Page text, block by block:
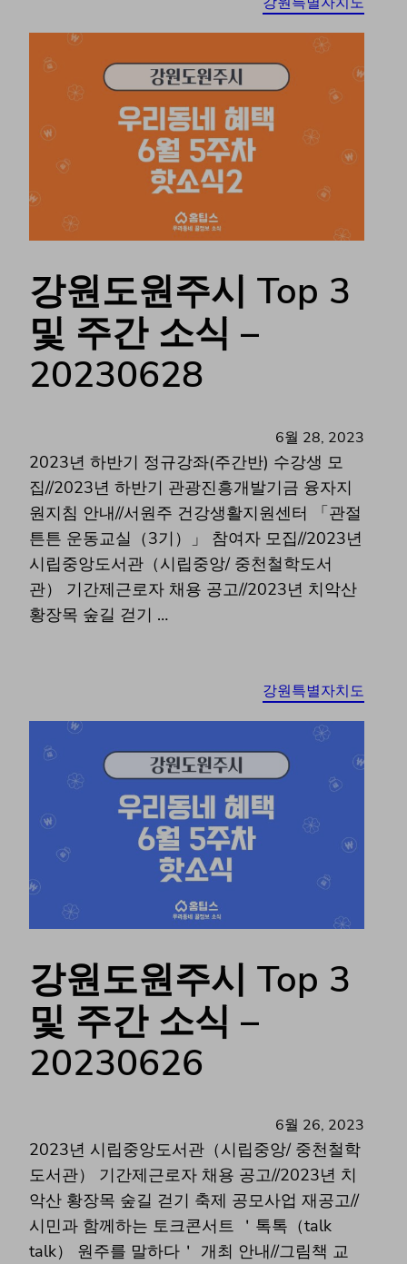
강원도원주시 Top 3
및 주간 소식 –
20230628
6월 28, 2023
2023년 하반기 정규강좌(주간반) 수강생 모
집//2023년 하반기 관광진흥개발기금 융자지
원지침 안내//서원주 건강생활지원센터 「관절
튼튼 운동교실（3기）」 참여자 모집//2023년
시립중앙도서관（시립중앙/ 중천철학도서
관） 기간제근로자 채용 공고//2023년 치악산
황장목 숲길 걷기 …
강원특별자치도
강원도원주시 Top 3
및 주간 소식 –
20230626
6월 26, 2023
2023년 시립중앙도서관（시립중앙/ 중천철학
도서관） 기간제근로자 채용 공고//2023년 치
악산 황장목 숲길 걷기 축제 공모사업 재공고//
시민과 함께하는 토크콘서트 ＇톡톡（talk
talk） 원주를 말하다＇ 개최 안내//그림책 교